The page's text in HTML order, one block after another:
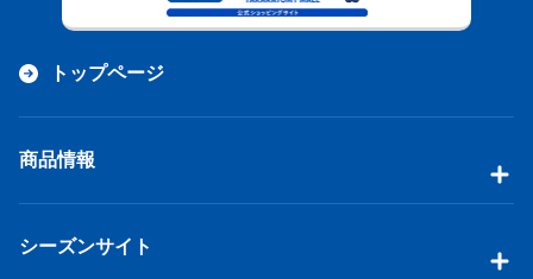
トップページ
商品情報
シーズンサイト